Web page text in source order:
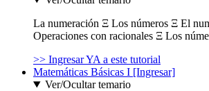
La numeración Ξ Los números Ξ El
Operaciones con racionales Ξ Los
>> Ingresar YA a este tutorial
Matemáticas Básicas I [Ingresar]
Ver/Ocultar temario